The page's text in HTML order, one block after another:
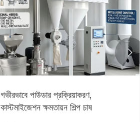
কঠোর পরিবেশগত নীতিগুলি শিল্পের রূপান্তরকে
বাধ্য করছে, এবং কম-শক্তির ltrafine
